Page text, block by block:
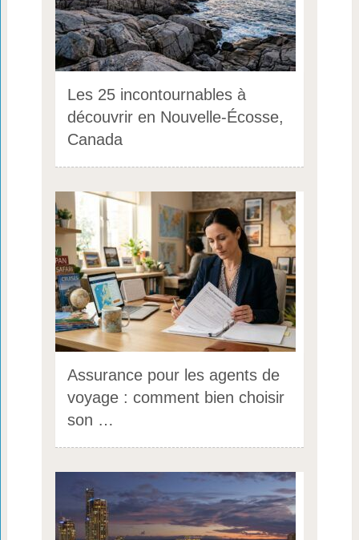
Les 25 incontournables à
découvrir en Nouvelle-Écosse,
Canada
Assurance pour les agents de
voyage : comment bien choisir
son …